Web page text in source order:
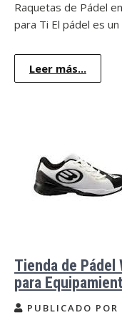
Raquetas de Pádel
para Ti El pádel es
Leer más...
Tienda de Pádel
para
PUBLICADO POR